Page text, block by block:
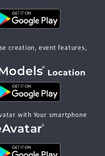
creation, event features,
with Your smartphone